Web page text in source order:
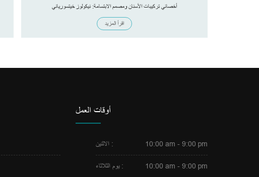
أخصائي تركيبات الأسنان ومصمم الابتسامة: نيكولوز خيتسورياني
اقرأ المزيد
أوقات العمل
الاثنين : 10:00 am - 9:00 pm
يوم الثلاثاء : 10:00 am - 9:00 pm